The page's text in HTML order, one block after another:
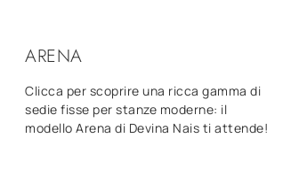
ARENA
Clicca per scoprire una ricca gamma di
sedie fisse per stanze moderne: il
modello Arena di Devina Nais ti attende!